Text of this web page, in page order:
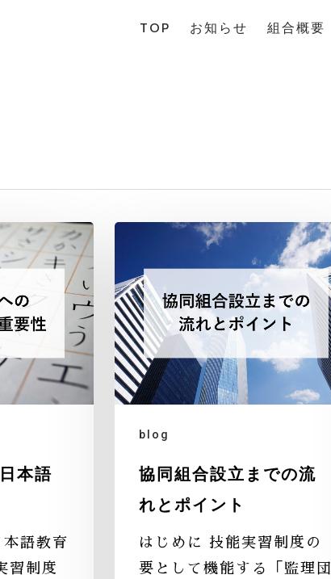
TOP お知らせ 組合概要
本語
語教育
習制度
blog
協同組合設立までの流
れとポイント
はじめに 技能実習制度の
要として機能する「監理団